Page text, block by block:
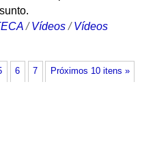
/Vídeos /Vídeos
Próximos 10 itens »
6 7